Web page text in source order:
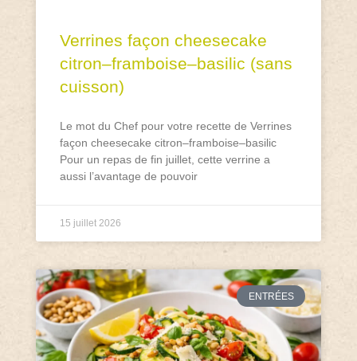
Verrines façon cheesecake
citron–framboise–basilic (sans
cuisson)
Le mot du Chef pour votre recette de Verrines
façon cheesecake citron–framboise–basilic
Pour un repas de fin juillet, cette verrine a
aussi l’avantage de pouvoir
15 juillet 2026
ENTRÉES